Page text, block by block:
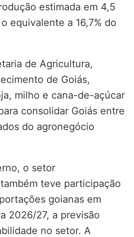
estimada em 4,5
equivalente a 16,7% do
de Agricultura,
de Goiás,
milho e cana-de-açúcar
consolidar Goiás entre
do agronegócio
o setor
teve participação
goianas em
2026/27, a previsão
no setor. A